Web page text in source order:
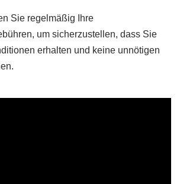
Sie regelmäßig Ihre
um sicherzustellen, dass Sie
erhalten und keine unnötigen